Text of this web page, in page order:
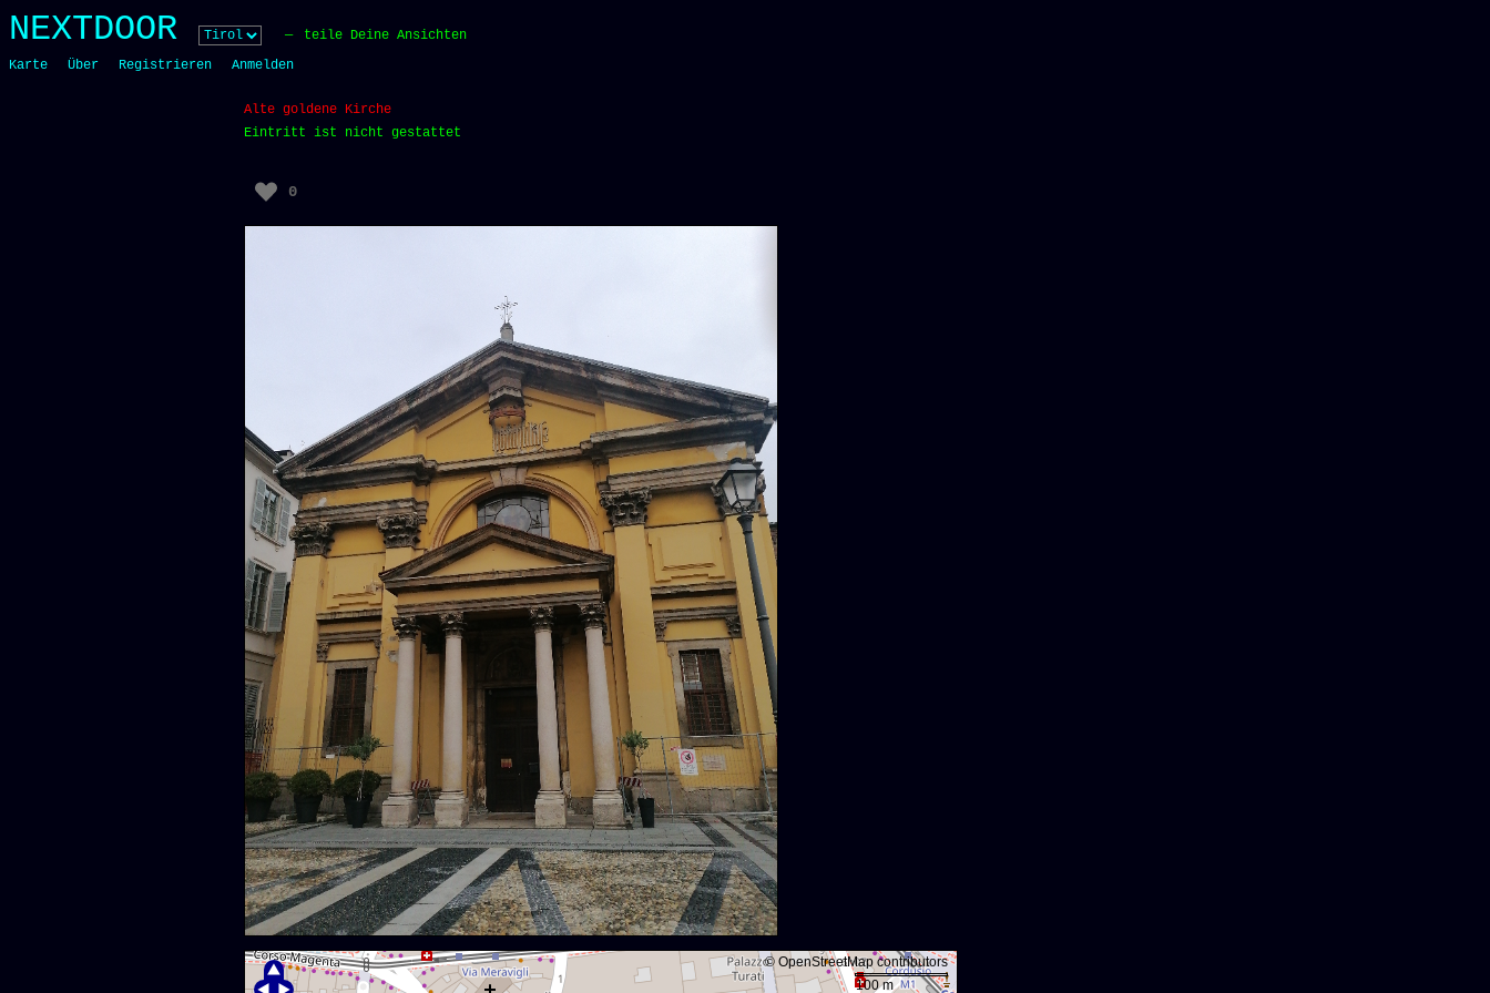
content
NEXTDOOR
teile Deine Ansichten
Karte
Über Registrieren Anmelden
Alte goldene Kirche
Eintritt ist nicht gestattet
0
© OpenStreetMap contributors
100 m